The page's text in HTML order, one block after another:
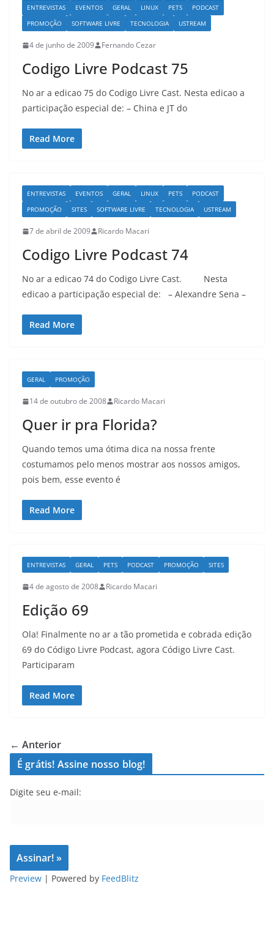
ENTREVISTAS EVENTOS GERAL LINUX PETS
PODCAST
PROMOÇÃO
SOFTWARE LIVRE TECNOLOGIA USTREAM
4 de junho de 2009 Fernando Cezar
Codigo Livre Podcast 75
No ar a edicao 75 do Codigo Livre Cast. Nesta edicao a
participação especial de: – China e JT do
Read More
ENTREVISTAS EVENTOS GERAL LINUX PETS
PODCAST
PROMOÇÃO
SITES SOFTWARE LIVRE TECNOLOGIA USTREAM
7 de abril de 2009 Ricardo Macari
Codigo Livre Podcast 74
No ar a edicao 74 do Codigo Livre Cast. Nesta
edicao a participação especial de: – Alexandre Sena –
Read More
GERAL PROMOÇÃO
14 de outubro de 2008 Ricardo Macari
Quer ir pra Florida?
Quando temos uma ótima dica na nossa frente
costumamos pelo menos mostrar aos nossos amigos,
pois bem, esse evento é
Read More
ENTREVISTAS GERAL PETS PODCAST PROMOÇÃO SITES
4 de agosto de 2008 Ricardo Macari
Edição 69
Ola! Finalmente no ar a tão prometida e cobrada edição
69 do Código Livre Podcast, agora Código Livre Cast.
Participaram
Read More
← Anterior
É grátis! Assine nosso blog!
Digite seu e-mail:
Preview | Powered by FeedBlitz